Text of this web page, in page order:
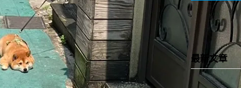
X
Instagram
最新文章